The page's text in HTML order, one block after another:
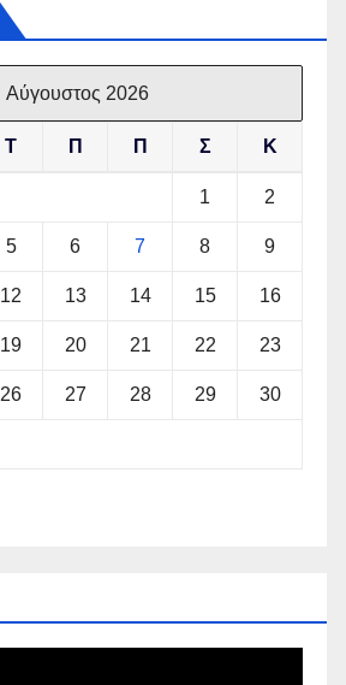
Αύγουστος 2026
Τ Π Π Σ Κ
1 2
5 6 7 8 9
12 13 14 15 16
19 20 21 22 23
26 27 28 29 30